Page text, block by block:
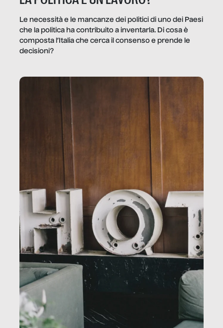
Le necessità e le mancanze dei politici di uno dei Paesi
che la politica ha contribuito a inventarla. Di cosa è
composta l’Italia che cerca il consenso e prende le
decisioni?